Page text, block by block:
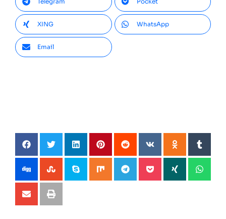
XING WhatsApp
Email